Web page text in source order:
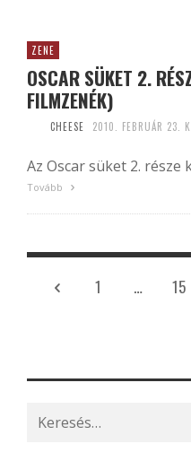
ZENE
OSCAR SÜKET 2.
FILMZENÉK)
CHEESE 2010. FEBRUÁR 23.
Az Oscar süket 2. része
Tovább
1 … 15
Search
for: